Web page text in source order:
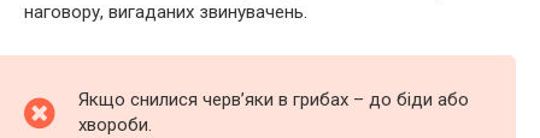
наговору, вигаданих звинувачень.
Якщо снилися черв’яки в грибах – до біди або
хвороби.